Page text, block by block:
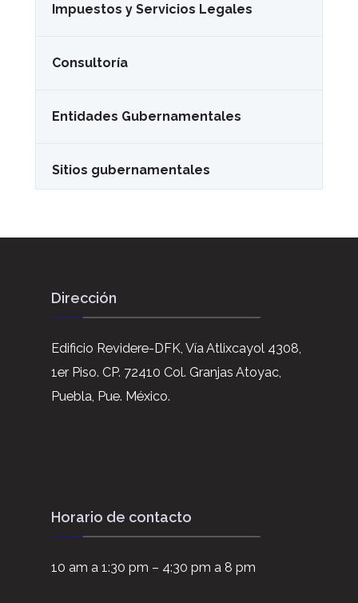
Impuestos y Servicios Legales
Consultoría
Entidades Gubernamentales
Sitios gubernamentales
Dirección
Edificio Revidere-DFK, Vía Atlixcayol 4308,
1er Piso. CP. 72410 Col. Granjas Atoyac,
Puebla, Pue. México.
Horario de contacto
10 am a 1:30 pm – 4:30 pm a 8 pm